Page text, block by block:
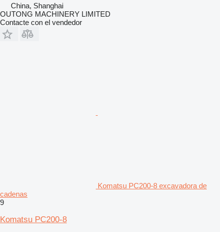
China, Shanghai
OUTONG MACHINERY LIMITED
Contacte con el vendedor
Komatsu PC200-8 excavadora de
cadenas
9
Komatsu PC200-8